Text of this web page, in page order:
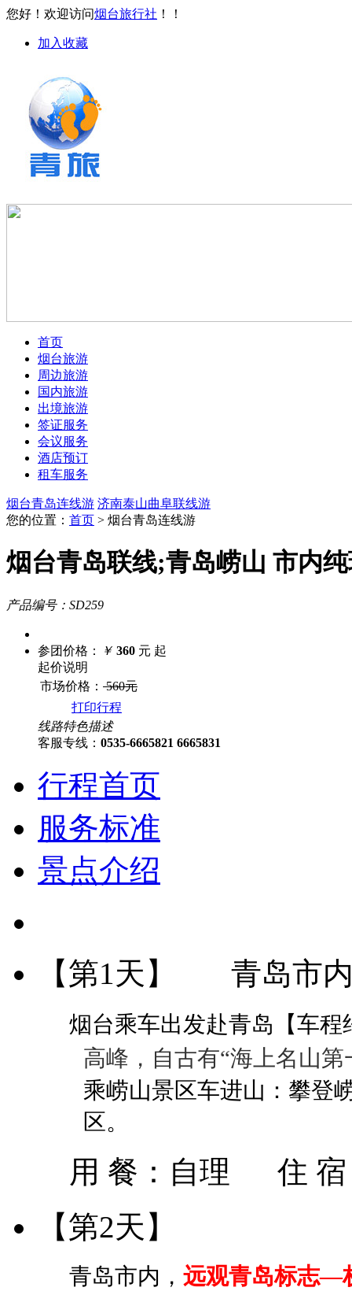
您好！欢迎访问烟台旅行社 ！！
加入收藏
首页
烟台旅游
周边旅游
国内旅游
出境旅游
签证服务
会议服务
酒店预订
租车服务
烟台青岛连线游 济南泰山曲阜联线游
您的位置： 首页 > 烟台青岛连线游
烟台青岛联线;青岛崂山 市内
产品编号：SD259
参团价格： ￥ 360 元 起
起价说明
市场价格： 560元
打印行程
线路特色描述
客服专线： 0535-6665821 6665831
行程首页
服务标准
景点介绍
【第1天】 青岛市
烟台乘车出发赴青岛【车程
高峰，自古有“海上名山第
乘崂山景区车进山 ：攀登
区。
用 餐： 自理 住
【第2天】
青岛市内， 远观青岛标志—